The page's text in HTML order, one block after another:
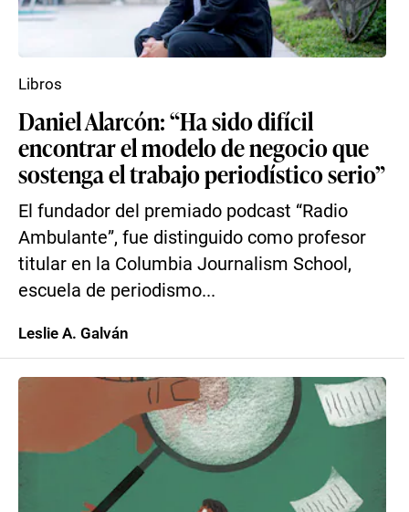
Daniel Alarcón: “Ha sido difícil
encontrar el modelo de negocio que
sostenga el trabajo periodístico serio”
El fundador del premiado podcast “Radio
Ambulante”, fue distinguido como profesor
titular en la Columbia Journalism School,
escuela de periodismo...
Libros
Leslie A. Galván